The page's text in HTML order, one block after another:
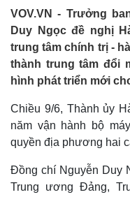
Tổ chức nhân sự
Quốc hội
Nhận diện sự thật
VOV.VN - Trưởng
Duy Ngọc đề nghị
trung tâm chính trị -
thành trung tâm đổi
hình phát triển mới
Chiều 9/6, Thành ủy
năm vận hành bộ
quyền địa phương hai
Đồng chí Nguyễn Duy
Trung ương Đảng,